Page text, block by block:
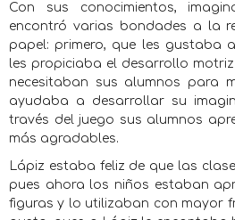
Con sus conocimientos,
encontró varias bondades a la
papel: primero, que les gustaba
les propiciaba el desarrollo
necesitaban sus alumnos para
ayudaba a desarrollar su
través del juego sus alumnos
más agradables.
Lápiz estaba feliz de que las
pues ahora los niños estaban
figuras y lo utilizaban con mayor